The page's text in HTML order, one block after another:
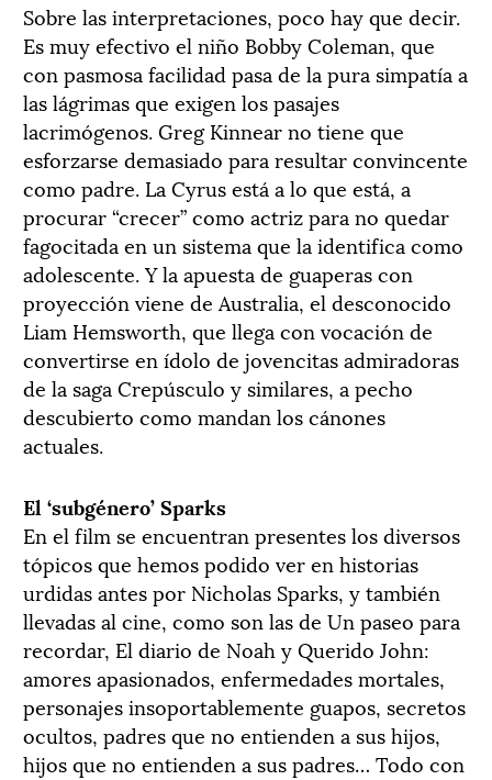
Sobre las interpretaciones, poco hay que decir.
Es muy efectivo el niño Bobby Coleman, que
con pasmosa facilidad pasa de la pura simpatía a
las lágrimas que exigen los pasajes
lacrimógenos. Greg Kinnear no tiene que
esforzarse demasiado para resultar convincente
como padre. La Cyrus está a lo que está, a
procurar “crecer” como actriz para no quedar
fagocitada en un sistema que la identifica como
adolescente. Y la apuesta de guaperas con
proyección viene de Australia, el desconocido
Liam Hemsworth, que llega con vocación de
convertirse en ídolo de jovencitas admiradoras
de la saga Crepúsculo y similares, a pecho
descubierto como mandan los cánones
actuales.
El ‘subgénero’ Sparks
En el film se encuentran presentes los diversos
tópicos que hemos podido ver en historias
urdidas antes por Nicholas Sparks, y también
llevadas al cine, como son las de Un paseo para
recordar, El diario de Noah y Querido John:
amores apasionados, enfermedades mortales,
personajes insoportablemente guapos, secretos
ocultos, padres que no entienden a sus hijos,
hijos que no entienden a sus padres… Todo con